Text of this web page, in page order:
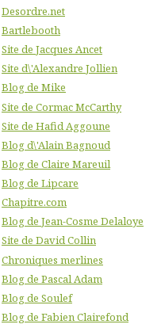
Desordre.net
Bartlebooth
Site de Jacques Ancet
Site d\'Alexandre Jollien
Blog de Mike
Site de Cormac McCarthy
Site de Hafid Aggoune
Blog d\'Alain Bagnoud
Blog de Claire Mareuil
Blog de Lipcare
Chapitre.com
Blog de Jean-Cosme Delaloye
Site de David Collin
Chroniques merlines
Blog de Pascal Adam
Blog de Soulef
Blog de Fabien Clairefond